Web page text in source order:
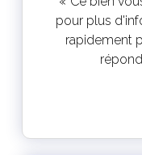
pour plus
rapidement